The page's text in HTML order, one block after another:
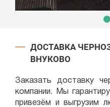
ДОСТАВКА
ВНУКОВО
Заказать доставку
компании. Мы
привезём и выгрузим